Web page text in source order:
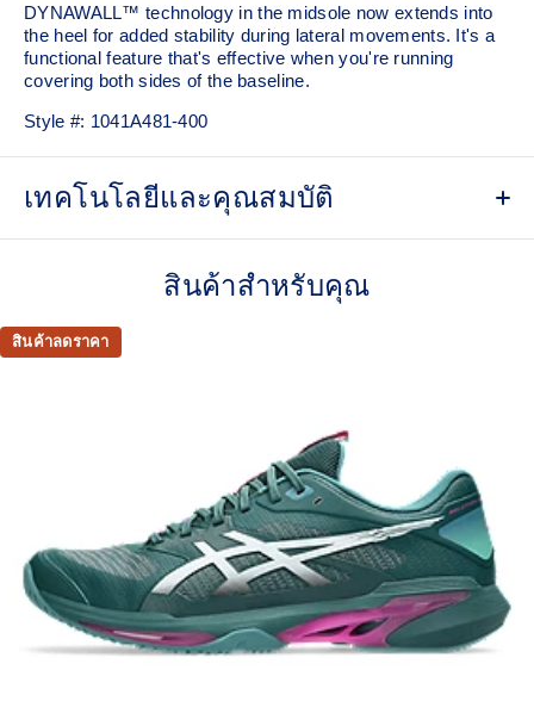
DYNAWALL™ technology in the midsole now extends into
the heel for added stability during lateral movements. It's a
functional feature that's effective when you're running
covering both sides of the baseline. ​
Style #: 1041A481-400
เทคโนโลยีและคุณสมบัติ
Helps increase durability in the upper's forefoot inside area
Helps improve stability
Forefoot GEL™ technology
Improves impact absorption and creates a softer feeling at
footstrike
Two-piece midsole design
Helps produce more stable landings
The sockliner is produced with the solution dyeing
สินค้าสำหรับคุณ
สินค้าลดราคา